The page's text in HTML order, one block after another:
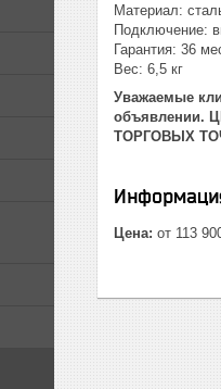
Материал:
Подключение:
Гарантия: 36
Вес: 6,5 кг
Уважаемые
объявлении.
ТОРГОВЫХ
Цена: от 113